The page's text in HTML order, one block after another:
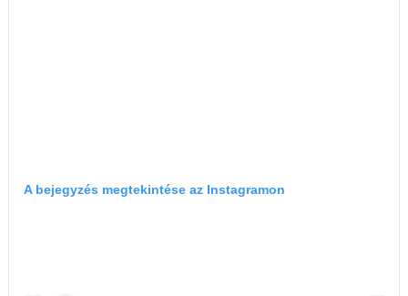
A bejegyzés megtekintése az Instagramon